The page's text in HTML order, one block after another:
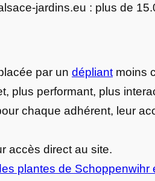
jardins.eu : plus de
par un dépliant moins
plus performant, plus
chaque adhérent, leur
accès direct au site.
plantes de Schoppenwihr